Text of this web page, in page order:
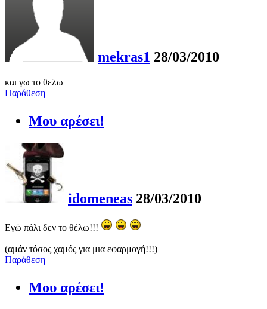
mekras1 28/03/2010
και γω το θελω
Παράθεση
Μου αρέσει!
idomeneas 28/03/2010
Εγώ πάλι δεν το θέλω!!!
(αμάν τόσος χαμός για μια εφαρμογή!!!)
Παράθεση
Μου αρέσει!